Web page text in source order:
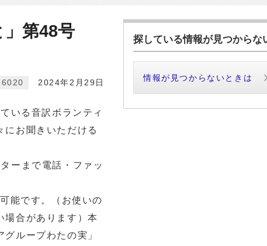
」第48号
2024年2月29日
いる音訳ボランティ
にお聞きいただける
ーまで電話・ファッ
能です。（お使いの
場合があります）本
ループわたの実」
探している情報が見つからな
情報が見つからないときは